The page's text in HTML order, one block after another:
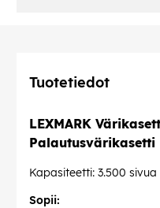
Tuotetiedot
LEXMARK
Palautusvärikasetti
Kapasiteetti: 3.500 sivua
Sopii: